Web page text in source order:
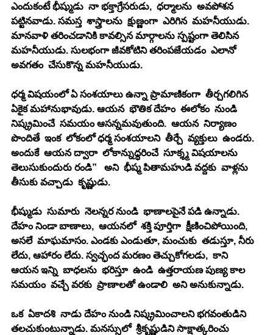
ఎందుకంటే భీష్ముడు  నా భక్తాగ్రేసరుడు,  ధర్మాలను  అవపోశన
పట్టినవాడు. సమస్త  శాస్త్రాలను  క్షుణ్ణంగా  ఎరిగిన  మహనీయుడు.
మానవాళి తరించడానికి కావల్సిన మార్గాలను స్పష్టంగా తెలిసిన
మహనీయుడు. సులభంగా జీవకోటిని తరింపజేయడం  ఎలానో
అవగతం  చేసుకొన్న మహనీయుడు.
ధర్మ విషయంలో ఏ సంశయాలు ఉన్నా ప్రామాణికంగా  తీర్చగలిగిన
ఏకైక మహానుభావుడు. ఆయన  భౌతిక దేహం  ఈలోకం  నుండి
నిష్క్రమించే  సమయం ఆసన్నమవుతుంది.  ఆయన  నిర్యాణం
పొందితే  ఇంక  లోకంలో ధర్మ సంశయాలని  తీర్చే  వ్యక్తులు  ఉండరు.
అందుకే  ఆయన ద్వారా  లోకాన్నుధ్ధరించే  సూక్శ్మ విషయాలను
తెలుసుకుందురు రండి”   అని  భీష్మ పితామహుడి వద్దకు  వాళ్లను
తీసుకు వచ్చాడు  కృష్ణుడు.
భీష్ముడు  సుమారు  నెలన్నర నుండి  భాణాలపైనే పడి ఉన్నాడు.
దేహం నిండా బాణాలు,  ఆయనలో  శక్తి పూర్తిగా  క్షీణించిపోయింది,
అసలే  మాఘమాసం. ఎండకు ఎండుతూ, మంచుకు  తడుస్తూ, నీరు
లేదు, ఆహారం లేదు. స్వచ్ఛంద మరణం తెచ్చుకోగలడు,  కాని
ఆయన ఇన్ని  బాధలను  భరిస్తూ  ఉండి  ఉత్తరాయణ పుణ్య కాల
సమయం  వచ్చే వరకు  ప్రాణాలతో ఉండాలి  అని అనుకున్నాడు.
ఒక  ఏకాదశి  నాడు దేహం నుండి నిష్క్రమించాలని భగవంతుడిని
తలచుకుంటున్నాడు. మనస్సులో  శ్రీకృష్ణుడిని సాక్షాత్కరించు